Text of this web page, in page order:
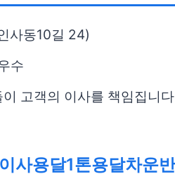
사동10길 24)
수
고객의 이사를 책임집니
사용달1톤용달차운반